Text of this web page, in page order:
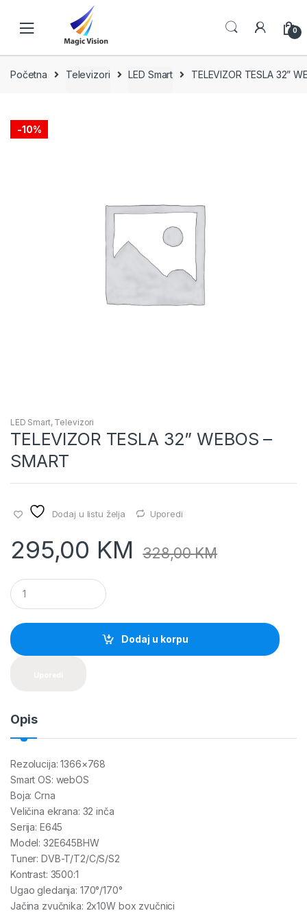
0
Početna Televizori LED Smart TELEVIZOR TESLA 32”
-10%
LED Smart, Televizori
TELEVIZOR TESLA 32” WEBOS –
SMART
Dodaj u listu želja Uporedi
295,00 KM 328,00KM
Q
u
a
t
i
Dodaj u korpu
Opis
Rezolucija: 1366×768
Smart OS: webOS
Boja: Crna
Veličina ekrana: 32 inča
Serija: E645
Model: 32E645BHW
Tuner: DVB-T/T2/C/S/S2
Kontrast: 3500:1
Ugao gledanja: 170°/170°
Jačina zvučnika: 2x10W box zvučnici